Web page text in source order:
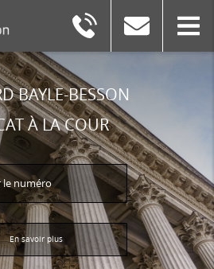
BAYLE-BESSON
À LA COUR
le numéro
En savoir plus